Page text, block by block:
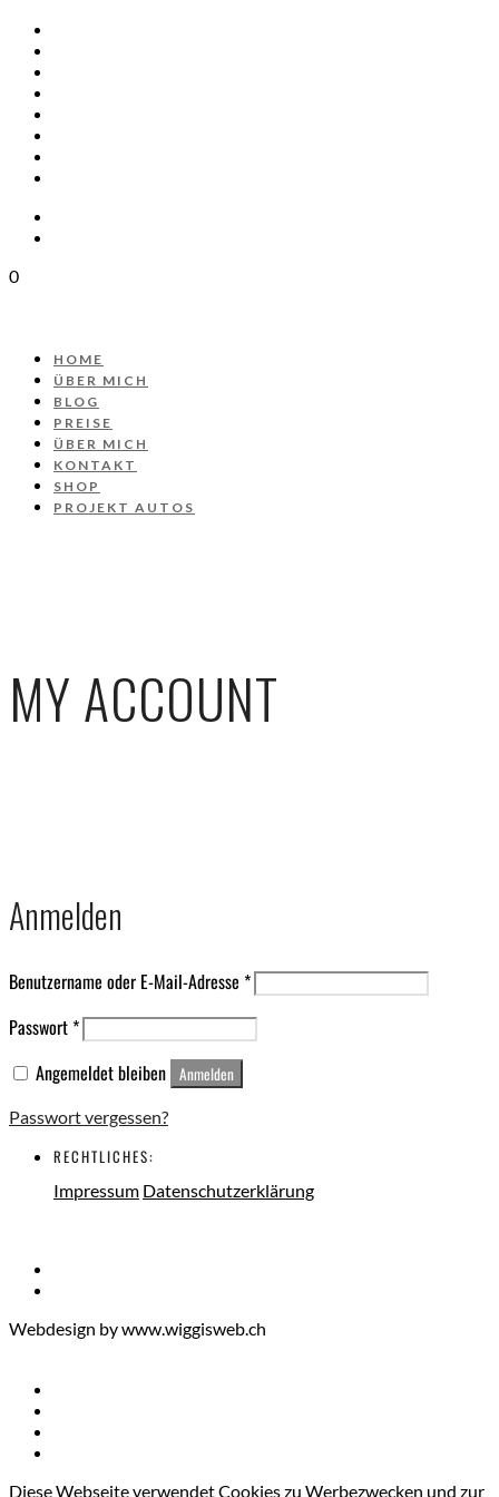
0
HOME
ÜBER MICH
BLOG
PREISE
ÜBER MICH
KONTAKT
SHOP
PROJEKT AUTOS
MY ACCOUNT
Anmelden
Benutzername oder E-Mail-Adresse *
Passwort*
Angemeldet bleiben Anmelden
Passwort vergessen?
RECHTLICHES:
Impressum Datenschutzerklärung
Webdesign by www.wiggisweb.ch
Diese Webseite verwendet Cookies zu Werbezwecken und zur